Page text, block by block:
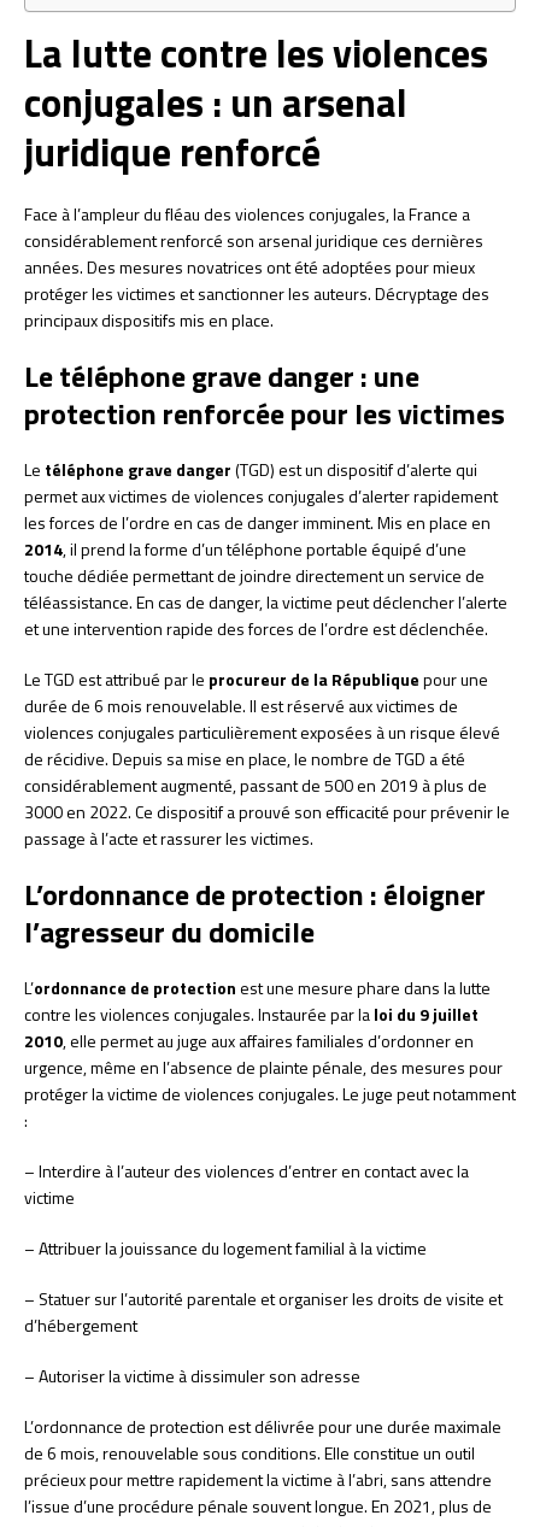
La lutte contre les violences
conjugales : un arsenal
juridique renforcé
Face à l’ampleur du fléau des violences conjugales, la France a
considérablement renforcé son arsenal juridique ces dernières
années. Des mesures novatrices ont été adoptées pour mieux
protéger les victimes et sanctionner les auteurs. Décryptage des
principaux dispositifs mis en place.
Le téléphone grave danger : une
protection renforcée pour les victimes
Le téléphone grave danger(TGD) est un dispositif d’alerte qui
permet aux victimes de violences conjugales d’alerter rapidement
les forces de l’ordre en cas de danger imminent. Mis en place en
2014, il prend la forme d’un téléphone portable équipé d’une
touche dédiée permettant de joindre directement un service de
téléassistance. En cas de danger, la victime peut déclencher l’alerte
et une intervention rapide des forces de l’ordre est déclenchée.
Le TGD est attribué par le procureur de la Républiquepour une
durée de 6 mois renouvelable. Il est réservé aux victimes de
violences conjugales particulièrement exposées à un risque élevé
de récidive. Depuis sa mise en place, le nombre de TGD a été
considérablement augmenté, passant de 500 en 2019 à plus de
3000 en 2022. Ce dispositif a prouvé son efficacité pour prévenir le
passage à l’acte et rassurer les victimes.
L’ordonnance de protection : éloigner
l’agresseur du domicile
L’ordonnance de protectionest une mesure phare dans la lutte
contre les violences conjugales. Instaurée par laloi du 9 juillet
2010, elle permet au juge aux affaires familiales d’ordonner en
urgence, même en l’absence de plainte pénale, des mesures pour
protéger la victime de violences conjugales. Le juge peut notamment
:
– Interdire à l’auteur des violences d’entrer en contact avec la
victime
– Attribuer la jouissance du logement familial à la victime
– Statuer sur l’autorité parentale et organiser les droits de visite et
d’hébergement
– Autoriser la victime à dissimuler son adresse
L’ordonnance de protection est délivrée pour une durée maximale
de 6 mois, renouvelable sous conditions. Elle constitue un outil
précieux pour mettre rapidement la victime à l’abri, sans attendre
l’issue d’une procédure pénale souvent longue. En 2021, plus de